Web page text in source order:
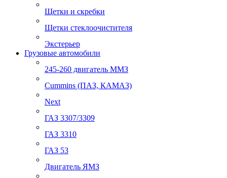
Щетки и скребки
Щетки стеклоочистителя
Экстерьер
Грузовые автомобили
245-260 двигатель ММЗ
Cummins (ПАЗ, КАМАЗ)
Next
ГАЗ 3307/3309
ГАЗ 3310
ГАЗ 53
Двигатель ЯМЗ